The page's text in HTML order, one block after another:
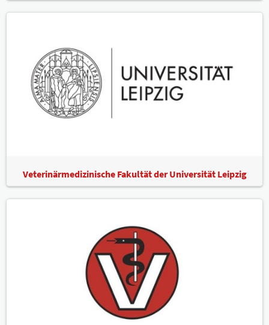
Veterinärmedizinische Fakultät der Universität Leipzig